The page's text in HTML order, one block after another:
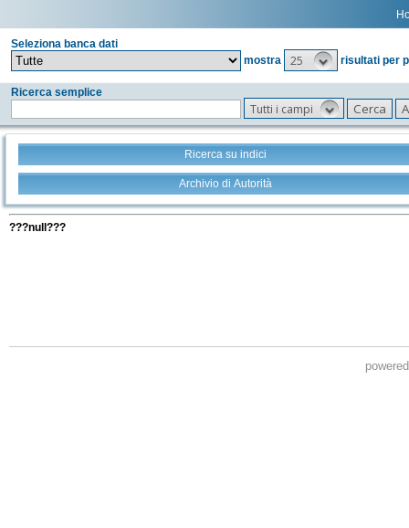
Seleziona banca dati
mostra
25 risultati per
Ricerca semplice
Tutti i campi
Ricerca su indici
Archivio di Autorità
???null???